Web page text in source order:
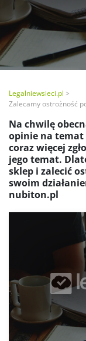
Legalniewsieci.pl
Zalecamy ostrożność
Na chwilę
opinie na
coraz więcej
jego temat.
sklep i zalecić
swoim
nubiton.pl